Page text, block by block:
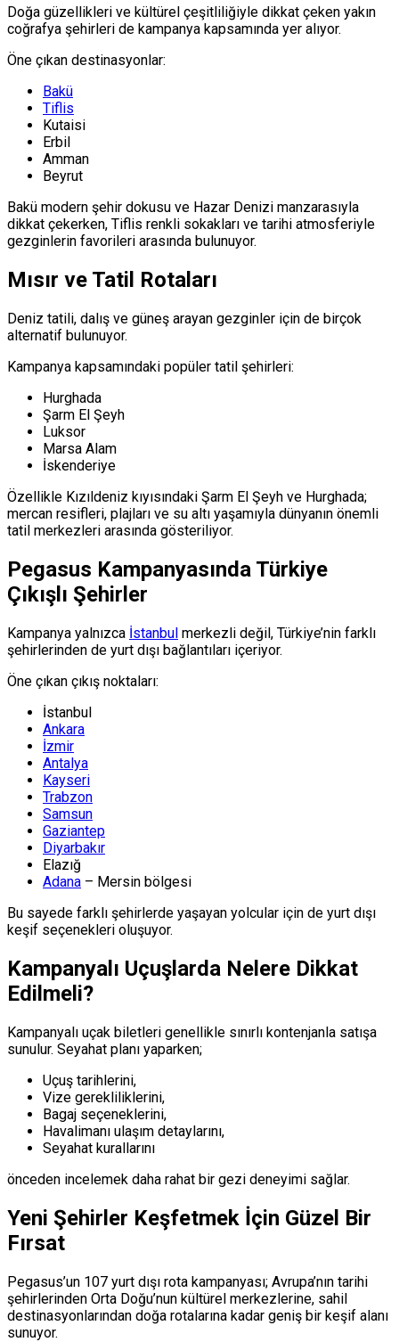
Doğa güzellikleri ve kültürel çeşitliliğiyle dikkat çeken yakın
coğrafya şehirleri de kampanya kapsamında yer alıyor.
Öne çıkan destinasyonlar:
Bakü
Tiflis
Kutaisi
Erbil
Amman
Beyrut
Bakü modern şehir dokusu ve Hazar Denizi manzarasıyla
dikkat çekerken, Tiflis renkli sokakları ve tarihi atmosferiyle
gezginlerin favorileri arasında bulunuyor.
Mısır ve Tatil Rotaları
Deniz tatili, dalış ve güneş arayan gezginler için de birçok
alternatif bulunuyor.
Kampanya kapsamındaki popüler tatil şehirleri:
Hurghada
Şarm El Şeyh
Luksor
Marsa Alam
İskenderiye
Özellikle Kızıldeniz kıyısındaki Şarm El Şeyh ve Hurghada;
mercan resifleri, plajları ve su altı yaşamıyla dünyanın önemli
tatil merkezleri arasında gösteriliyor.
Pegasus Kampanyasında Türkiye
Çıkışlı Şehirler
Kampanya yalnızca İstanbul merkezli değil, Türkiye’nin farklı
şehirlerinden de yurt dışı bağlantıları içeriyor.
Öne çıkan çıkış noktaları:
İstanbul
Ankara
İzmir
Antalya
Kayseri
Trabzon
Samsun
Gaziantep
Diyarbakır
Elazığ
Adana – Mersin bölgesi
Bu sayede farklı şehirlerde yaşayan yolcular için de yurt dışı
keşif seçenekleri oluşuyor.
Kampanyalı Uçuşlarda Nelere Dikkat
Edilmeli?
Kampanyalı uçak biletleri genellikle sınırlı kontenjanla satışa
sunulur. Seyahat planı yaparken;
Uçuş tarihlerini,
Vize gerekliliklerini,
Bagaj seçeneklerini,
Havalimanı ulaşım detaylarını,
Seyahat kurallarını
önceden incelemek daha rahat bir gezi deneyimi sağlar.
Yeni Şehirler Keşfetmek İçin Güzel Bir
Fırsat
Pegasus’un 107 yurt dışı rota kampanyası; Avrupa’nın tarihi
şehirlerinden Orta Doğu’nun kültürel merkezlerine, sahil
destinasyonlarından doğa rotalarına kadar geniş bir keşif alanı
sunuyor.